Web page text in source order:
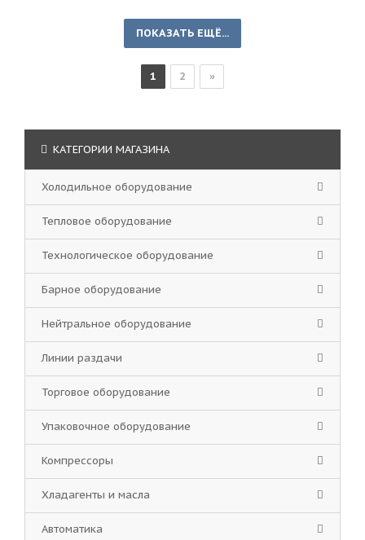
ПОКАЗАТЬ ЕЩЁ...
1 2 »
КАТЕГОРИИ МАГАЗИНА
Холодильное оборудование
Тепловое оборудование
Технологическое оборудование
Барное оборудование
Нейтральное оборудование
Линии раздачи
Торговое оборудование
Упаковочное оборудование
Компрессоры
Хладагенты и масла
Автоматика